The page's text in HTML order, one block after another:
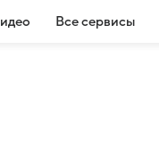
Все сервисы